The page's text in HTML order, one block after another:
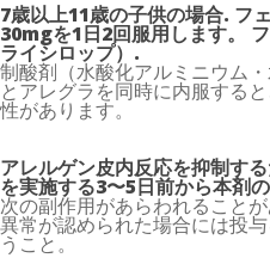
7歳以上11歳の子供の場合. フ
30mgを1日2回服用します。
ライシロップ）.
制酸剤（水酸化アルミニウム
とアレグラを同時に内服する
性があります。
アレルゲン皮内反応を抑制す
を実施する3〜5日前から本剤
次の副作用があらわれること
異常が認められた場合には投
うこと。